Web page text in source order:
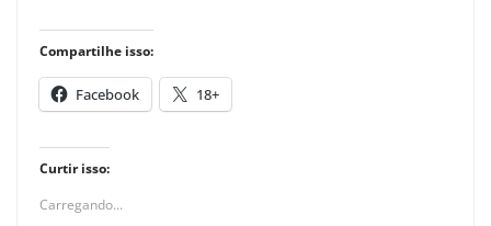
Compartilhe isso:
Facebook 18+
Curtir isso:
Carregando...